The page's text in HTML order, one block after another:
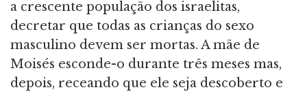
a crescente população dos israelitas,
decretar que todas as crianças do sexo
masculino devem ser mortas. A mãe de
Moisés esconde-o durante três meses mas,
depois, receando que ele seja descoberto e